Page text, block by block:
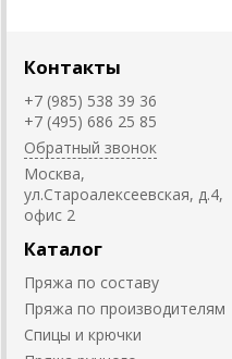
Контакты
+7 (985) 538 39 36
+7 (495) 686 25 85
Обратный звонок
Москва,
ул.Староалексеевская, д.4,
офис 2
Каталог
Пряжа по составу
Пряжа по производителям
Спицы и крючки